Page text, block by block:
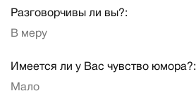
Разговорчивы ли вы?:
В меру
Имеется ли у Вас чувство юмора?:
Мало